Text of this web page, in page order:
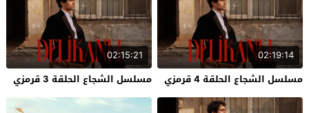
02:19:14
مسلسل الشجاع الحلقة 4 قرمزي
02:15:21
مسلسل الشجاع الحلقة 3 قرمزي